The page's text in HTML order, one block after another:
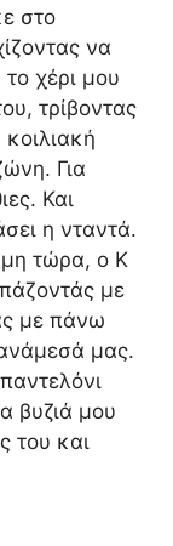
στο
να
χέρι μου
τρίβοντας
Για
Και
η νταντά.
τώρα, ο Κ
με
με πάνω
μας.
βυζιά μου
του και